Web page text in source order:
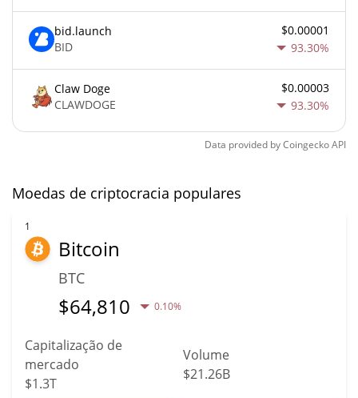
bid.launch
BID
$0.00001
93.30%
Claw Doge
CLAWDOGE
$0.00003
93.30%
Data provided byCoingeckoAPI
Moedas de criptocracia populares
1
Bitcoin
BTC
$64,810 0.10%
Capitalização de
mercado
$1.3T
Volume
$21.26B